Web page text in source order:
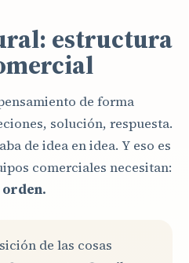
estructura
de forma
solución, respuesta.
de idea en idea. Y eso es
comerciales necesitan:
de las cosas